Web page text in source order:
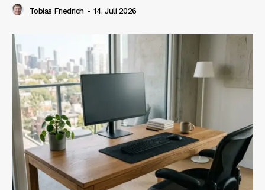
Tobias Friedrich - 14. Juli 2026